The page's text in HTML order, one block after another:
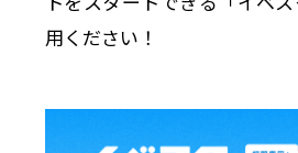
用ください！